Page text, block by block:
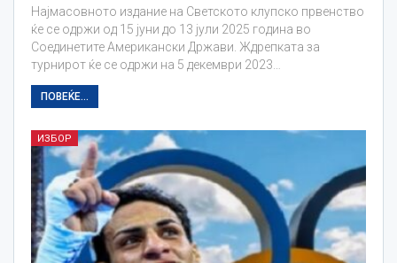
Најмасовното издание на Светското клупско првенство
ќе се одржи од 15 јуни до 13 јули 2025 година во
Соединетите Американски Држави. Ждрепката за
турнирот ќе се одржи на 5 декември 2023…
ПОВЕЌЕ...
ИЗБОР